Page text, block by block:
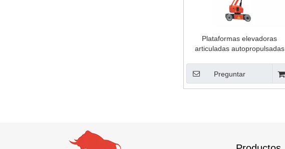
Plataformas elevadoras
articuladas autopropulsadas
Preguntar